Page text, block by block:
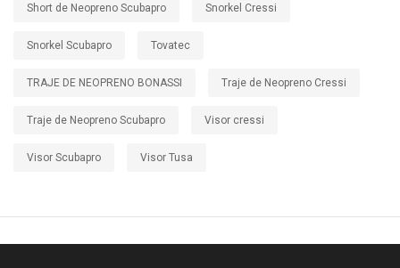
Short de Neopreno Scubapro Snorkel Cressi
Snorkel Scubapro Tovatec
TRAJE DE NEOPRENO BONASSI Traje de Neopreno Cressi
Traje de Neopreno Scubapro Visor cressi
Visor Scubapro Visor Tusa